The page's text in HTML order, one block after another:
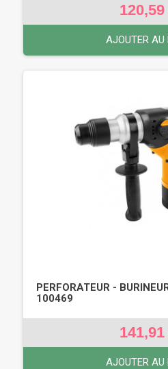
120,59
AJOUTER AU
PERFORATEUR -
100469
141,91
AJOUTER AU